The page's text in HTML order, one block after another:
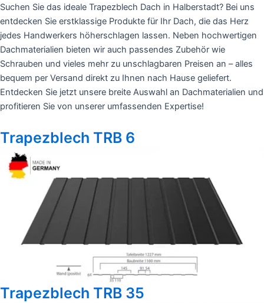
Suchen Sie das ideale Trapezblech Dach in Halberstadt? Bei uns
entdecken Sie erstklassige Produkte für Ihr Dach, die das Herz
jedes Handwerkers höherschlagen lassen. Neben hochwertigen
Dachmaterialien bieten wir auch passendes Zubehör wie
Schrauben und vieles mehr zu unschlagbaren Preisen an – alles
bequem per Versand direkt zu Ihnen nach Hause geliefert.
Entdecken Sie jetzt unsere breite Auswahl an Dachmaterialien und
profitieren Sie von unserer umfassenden Expertise!
Trapezblech TRB 6
Trapezblech TRB 35